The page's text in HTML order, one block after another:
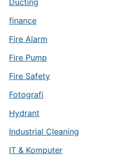
Ducting
finance
Fire Alarm
Fire Pump
Fire Safety
Fotografi
Hydrant
Industrial Cleaning
IT & Komputer